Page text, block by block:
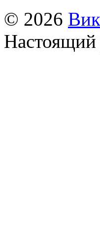
© 2026
Настоящий